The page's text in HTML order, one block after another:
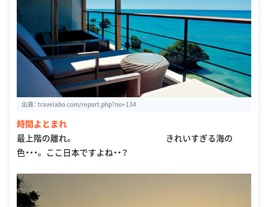
出典： travelabo.com/report.php?no=134
時間よとまれ
最上階の離れ。 きれいすぎる海の
色・・・。 ここ日本ですよね・・？